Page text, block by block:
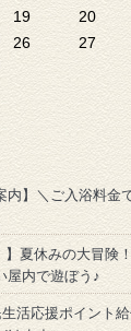
19 20
26 27
内】＼ご入浴料金
】夏休みの大冒険
屋内で遊ぼう♪
活応援ポイント